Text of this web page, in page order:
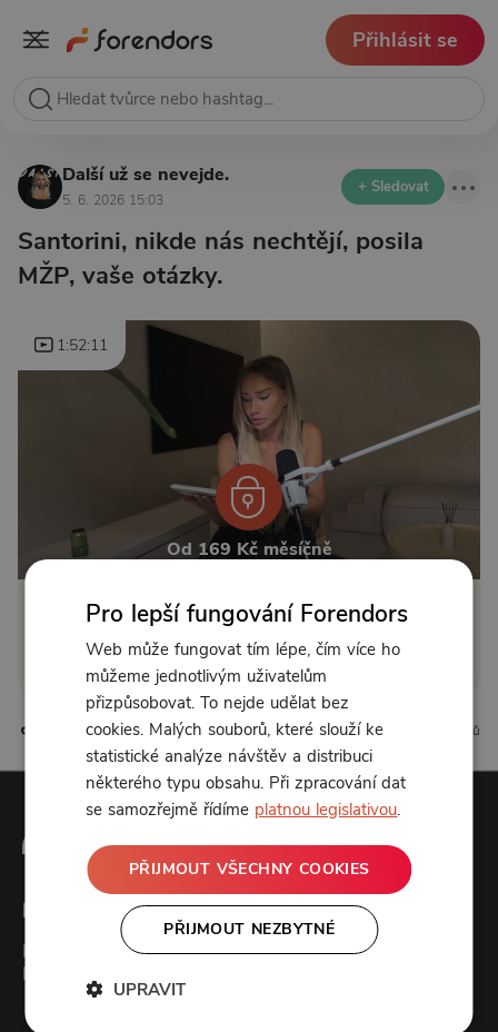
Přihlásit se
Další už se nevejde.
5. 6. 2026 15:03
+ Sledovat
Santorini, nikde nás nechtějí, posila
MŽP, vaše otázky.
1:52:11
Od 169 Kč měsíčně
Klikněte pro odemčení
nebo sepřihlaste
16 líbí 11 komentářů
Forendors
Kontakt
Podcast studio
Pro lepší fungování Forendors
Web může fungovat tím lépe, čím více ho
můžeme jednotlivým uživatelům
přizpůsobovat. To nejde udělat bez
cookies. Malých souborů, které slouží ke
statistické analýze návštěv a distribuci
některého typu obsahu. Při zpracování dat
se samozřejmě řídíme platnou legislativou.
PŘIJMOUT VŠECHNY COOKIES
PŘIJMOUT NEZBYTNÉ
UPRAVIT